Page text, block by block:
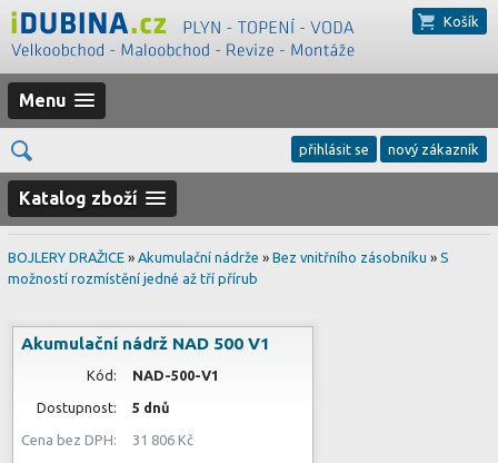
Košík
Menu
přihlásit se nový zákazník
Katalog zboží
BOJLERY DRAŽICE » Akumulační nádrže » Bez vnitřního zásobníku » S
možností rozmístění jedné až tří přírub
Akumulační nádrž NAD 500 V1
Kód: NAD-500-V1
Dostupnost: 5 dnů
Cena bez DPH: 31 806 Kč